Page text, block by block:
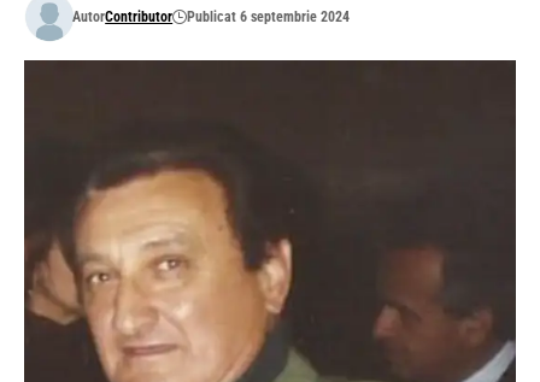
AutorContributor Publicat 6 septembrie 2024